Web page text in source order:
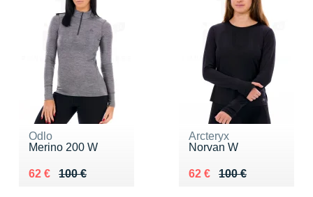
Odlo
Merino 200 W
100 €
Au lieu de 100 €
62 €
Vendu 62 €
Arcteryx
Norvan W
100 €
Au lieu de 100 €
62 €
Vendu 62 €